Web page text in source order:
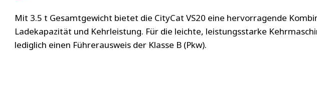
Mit 3.5 t Gesamtgewicht bietet die CityCat VS20 eine hervorragende
Ladekapazität und Kehrleistung. Für die leichte, leistungsstarke
lediglich einen Führerausweis der Klasse B (Pkw).